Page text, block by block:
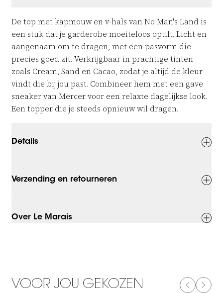
De top met kapmouw en v-hals van No Man's Land is
een stuk dat je garderobe moeiteloos optilt. Licht en
aangenaam om te dragen, met een pasvorm die
precies goed zit. Verkrijgbaar in prachtige tinten
zoals Cream, Sand en Cacao, zodat je altijd de kleur
vindt die bij jou past. Combineer hem met een gave
sneaker van Mercer voor een relaxte dagelijkse look.
Een topper die je steeds opnieuw wil dragen.
Details
Verzending en retourneren
Over Le Marais
VOOR JOU GEKOZEN